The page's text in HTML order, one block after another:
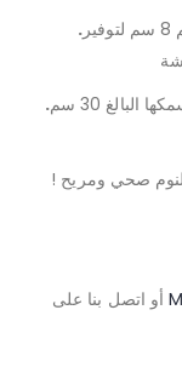
مزودة بفتحات تهوية عريضة بحجم 8 سم لتوفير
سطحها العلوي المريح وسمكها البالغ 30 سم
! ليست فقط جراية عادية، بل هي الحل الأمثل لنوم صحي ومريح
أو اتصل بنا على